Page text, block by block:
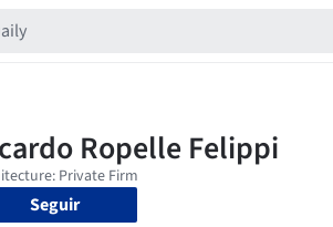
Seguir